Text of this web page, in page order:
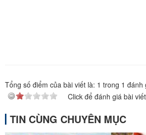
Tổng số điểm của bài viết là: 1 trong 1 đánh
Click để đánh giá bài viết
TIN CÙNG CHUYÊN MỤC